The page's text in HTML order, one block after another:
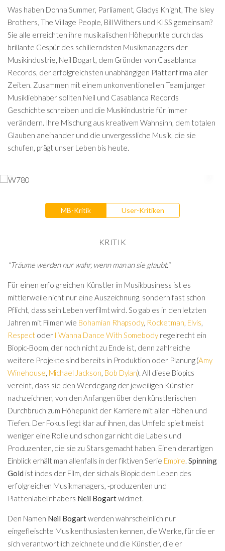
Was haben Donna Summer, Parliament, Gladys Knight, The Isley
Brothers, The Village People, Bill Withers und KISS gemeinsam?
Sie alle erreichten ihre musikalischen Höhepunkte durch das
brillante Gespür des schillerndsten Musikmanagers der
Musikindustrie, Neil Bogart, dem Gründer von Casablanca
Records, der erfolgreichsten unabhängigen Plattenfirma aller
Zeiten. Zusammen mit einem unkonventionellen Team junger
Musikliebhaber sollten Neil und Casablanca Records
Geschichte schreiben und die Musikindustrie für immer
verändern. Ihre Mischung aus kreativem Wahnsinn, dem totalen
Glauben aneinander und die unvergessliche Musik, die sie
schufen, prägt unser Leben bis heute.
MB-Kritik User-Kritiken
KRITIK
"Träume werden nur wahr, wenn man an sie glaubt."
Für einen erfolgreichen Künstler im Musikbusiness ist es
mittlerweile nicht nur eine Auszeichnung, sondern fast schon
Pflicht, dass sein Leben verfilmt wird. So gab es in den letzten
Jahren mit Filmen wie Bohamian Rhapsody, Rocketman Elvis
RespectoderI Wanna Dance With Somebody regelrecht ein
Biopic-Boom, der noch nicht zu Ende ist, denn zahlreiche
weitere Projekte sind bereits in Produktion oder Planung (Amy
Winehouse Michael Jackson Bob Dylan). All diese Biopics
vereint, dass sie den Werdegang der jeweiligen Künstler
nachzeichnen, von den Anfangen über den künstlerischen
Durchbruch zum Höhepunkt der Karriere mit allen Höhen und
Tiefen. Der Fokus liegt klar auf ihnen, das Umfeld spielt meist
weniger eine Rolle und schon gar nicht die Labels und
Produzenten, die sie zu Stars gemacht haben. Einen derartigen
Einblick erhält man allenfalls in der fiktiven Serie Empire .Spinning
Gold ist indes der Film, der sich als Biopic dem Leben des
erfolgreichen Musikmanagers, -produzenten und
Plattenlabelinhabers Neil Bogartwidmet.
Den Namen Neil Bogartwerden wahrscheinlich nur
eingefleischte Musikenthusiasten kennen, die Werke, für die er
sich verantwortlich zeichnete und die Künstler, die er